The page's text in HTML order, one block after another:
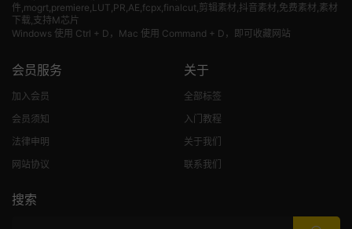
件,mogrt,premiere,LUT,PR,AE,fcpx,finalcut,剪辑素材,抖音素材,免费素材,素材
下载,支持M芯片
Windows 使用 Ctrl + D，Mac 使用 Command + D，即可收藏网站
会员服务
加入会员
会员须知
法律申明
网站协议
关于
全部标签
入门教程
关于我们
联系我们
搜索